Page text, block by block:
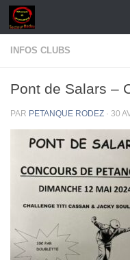
Skip to content
INFOS CLUBS
Pont de Salars –
PAR PETANQUE RODEZ · 30